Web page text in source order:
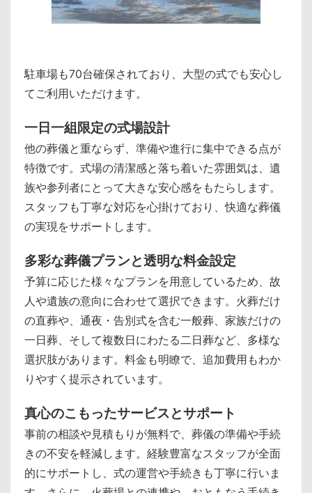
駐車場も70台確保されており、大型の式でも安心し
てご利用いただけます。
一日一組限定の式場設計
他の葬儀と重ならず、準備や進行に集中できる点が
特徴です。式場の清潔感と落ち着いた雰囲気は、遺
族や参列者にとって大きな安心感をもたらします。
スタッフも丁寧な対応を心掛けており、快適な葬儀
の実現をサポートします。
多彩な葬儀プランと透明な料金設定
予算に応じた様々なプランを用意しているため、故
人や遺族の意向に合わせて選択できます。火葬だけ
の直葬や、通夜・告別式を含む一般葬、家族だけの
一日葬、そして複数日にわたる二日葬など、多様な
選択肢があります。料金も明瞭で、追加費用もわか
りやすく提示されています。
真心のこもったサービスとサポート
事前の相談や見積もりが無料で、葬儀の準備や手続
きの不安を軽減します。経験豊富なスタッフが全面
的にサポートし、式の運営や手続きも丁寧に行いま